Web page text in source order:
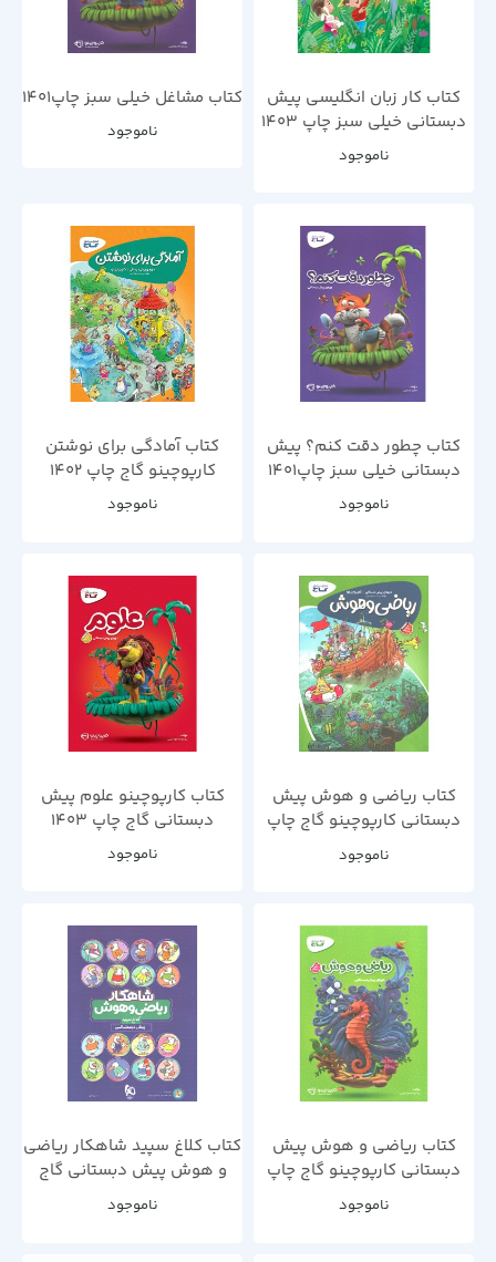
کتاب کار زبان انگلیسی پیش
دبستانی خیلی سبز چاپ 1403
ناموجود
کتاب مشاغل خیلی سبز چاپ1401
ناموجود
کتاب چطور دقت کنم؟ پیش
دبستانی خیلی سبز چاپ1401
ناموجود
کتاب آمادگی برای نوشتن
کارپوچینو گاج چاپ 1402
ناموجود
کتاب ریاضی و هوش پیش
دبستانی کارپوچینو گاج چاپ
ناموجود
کتاب کارپوچینو علوم پیش
دبستانی گاج چاپ 1403
ناموجود
کتاب ریاضی و هوش پیش
دبستانی کارپوچینو گاج چاپ
1403
ناموجود
کتاب کلاغ سپید شاهکار ریاضی
و هوش پیش دبستانی گاج
چاپ 1403
ناموجود